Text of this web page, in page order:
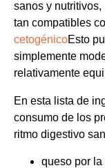
sanos y nutritivos,
tan compatibles
cetogénicoEsto
simplemente
relativamente
En esta lista de
consumo de los
ritmo digestivo
queso por la